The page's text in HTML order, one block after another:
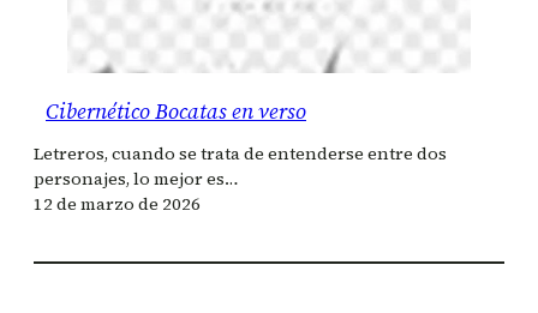
Cibernético Bocatas en verso
Letreros, cuando se trata de entenderse entre dos
personajes, lo mejor es…
12 de marzo de 2026